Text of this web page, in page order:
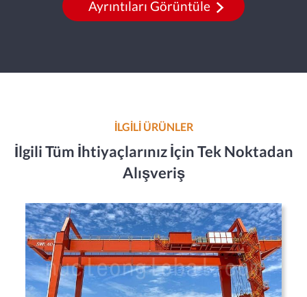
Ayrıntıları Görüntüle
İLGİLİ ÜRÜNLER
İlgili Tüm İhtiyaçlarınız İçin Tek Noktadan
Alışveriş